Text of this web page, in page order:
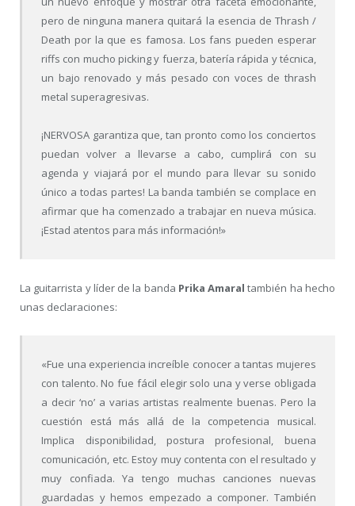
pero de ninguna manera quitará la esencia de Thrash /
Death por la que es famosa. Los fans pueden esperar
riffs con mucho picking y fuerza, batería rápida y técnica,
un bajo renovado y más pesado con voces de thrash
metal superagresivas.
¡NERVOSA garantiza que, tan pronto como los conciertos
puedan volver a llevarse a cabo, cumplirá con su
agenda y viajará por el mundo para llevar su sonido
único a todas partes! La banda también se complace en
afirmar que ha comenzado a trabajar en nueva música.
¡Estad atentos para más información!»
La guitarrista y líder de la banda Prika Amaral también ha hecho
unas declaraciones:
«Fue una experiencia increíble conocer a tantas mujeres
con talento. No fue fácil elegir solo una y verse obligada
a decir ‘no’ a varias artistas realmente buenas. Pero la
cuestión está más allá de la competencia musical.
Implica disponibilidad, postura profesional, buena
comunicación, etc. Estoy muy contenta con el resultado y
muy confiada. Ya tengo muchas canciones nuevas
guardadas y hemos empezado a componer. También